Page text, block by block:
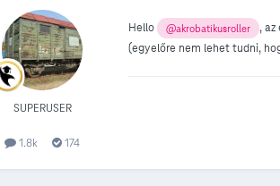
SUPERUSER
1.8k 174
Hello @akrobatikusroller
,
(egyelőre nem lehet tudni,